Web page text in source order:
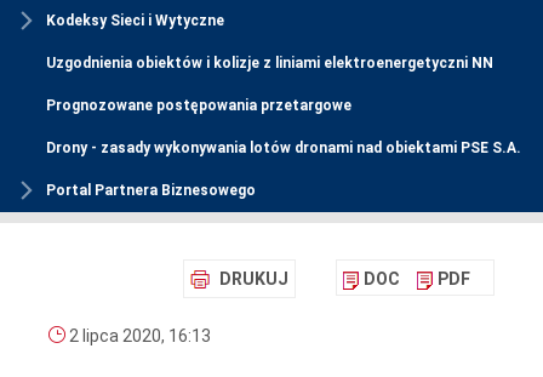
Kodeksy Sieci i Wytyczne
Uzgodnienia obiektów i kolizje z liniami elektroenergetyczni NN
Prognozowane postępowania przetargowe
Drony - zasady wykonywania lotów dronami nad obiektami PSE S.A.
Portal Partnera Biznesowego
DRUKUJ DOC PDF
2 lipca 2020, 16:13